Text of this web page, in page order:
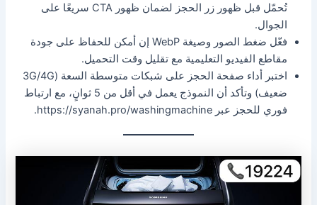
تُحمّل قبل ظهور زر الحجز لضمان ظهور CTA سريعًا على
الجوال.
فعّل ضغط الصور وصيغة WebP إن أمكن للحفاظ على جودة
مقاطع الفيديو التعليمية مع تقليل وقت التحميل.
اختبر أداء صفحة الحجز على شبكات متوسطة السعة (3G/4G
ضعيف) وتأكد أن النموذج يعمل في أقل من 5 ثوانٍ، مع ارتباط
فوري للحجز عبر https://syanah.pro/washingmachine.